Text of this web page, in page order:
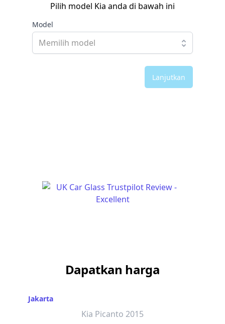
Pilih model Kia anda di bawah ini
Model
Lanjutkan
Dapatkan harga
Jakarta
Kia Picanto 2015